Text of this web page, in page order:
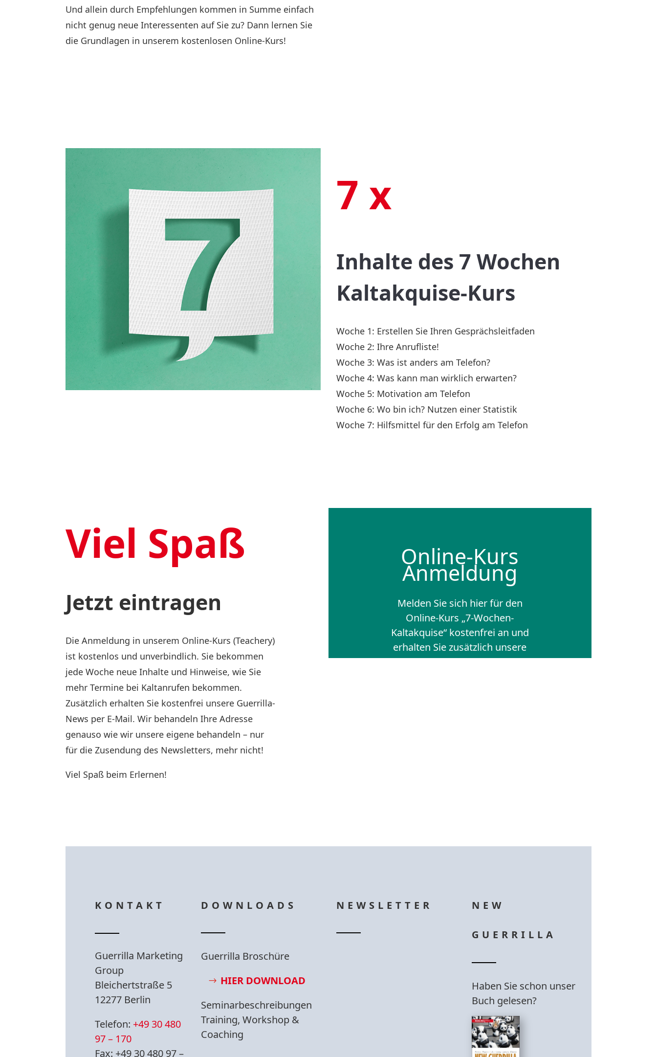
Und allein durch Empfehlungen kommen in Summe einfach
nicht genug neue Interessenten auf Sie zu? Dann lernen Sie
die Grundlagen in unserem kostenlosen Online-Kurs!
7 x
Inhalte des 7 Wochen
Kaltakquise-Kurs
Woche 1: Erstellen Sie Ihren Gesprächsleitfaden
Woche 2: Ihre Anrufliste!
Woche 3: Was ist anders am Telefon?
Woche 4: Was kann man wirklich erwarten?
Woche 5: Motivation am Telefon
Woche 6: Wo bin ich? Nutzen einer Statistik
Woche 7: Hilfsmittel für den Erfolg am Telefon
Viel Spaß
Jetzt eintragen
Die Anmeldung in unserem Online-Kurs (Teachery)
ist kostenlos und unverbindlich. Sie bekommen
jede Woche neue Inhalte und Hinweise, wie Sie
mehr Termine bei Kaltanrufen bekommen.
Zusätzlich erhalten Sie kostenfrei unsere Guerrilla-
News per E-Mail.Wir behandeln Ihre Adresse
genauso wie wir unsere eigene behandeln – nur
für die Zusendung des Newsletters, mehr nicht!
Viel Spaß beim Erlernen!
Online-Kurs
Anmeldung
Melden Sie sich hier für den
Online-Kurs „7-Wochen-
Kaltakquise“ kostenfrei an und
erhalten Sie zusätzlich unsere
Guerrilla News.
KONTAKT
Guerrilla Marketing
Group
Bleichertstraße 5
12277 Berlin
Telefon: +49 30 480
97 – 170
Fax: +49 30 480 97 –
DOWNLOADS
Guerrilla Broschüre
HIER DOWNLOAD
Seminarbeschreibungen
Training, Workshop &
Coaching
NEWSLETTER NEW
GUERRILLA
Haben Sie schon unser
Buch gelesen?